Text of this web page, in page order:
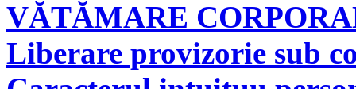
VĂTĂMARE
Liberare provizorie sub